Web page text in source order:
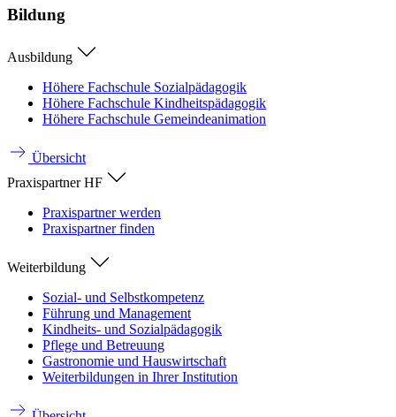
Bildung
Ausbildung
Höhere Fachschule Sozialpädagogik
Höhere Fachschule Kindheitspädagogik
Höhere Fachschule Gemeindeanimation
Übersicht
Praxispartner HF
Praxispartner werden
Praxispartner finden
Weiterbildung
Sozial- und Selbstkompetenz
Führung und Management
Kindheits- und Sozialpädagogik
Pflege und Betreuung
Gastronomie und Hauswirtschaft
Weiterbildungen in Ihrer Institution